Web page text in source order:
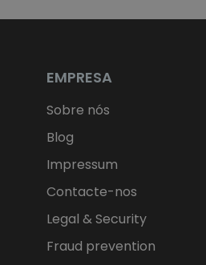
EMPRESA
Sobre nós
Blog
Impressum
Contacte-nos
Legal & Security
Fraud prevention